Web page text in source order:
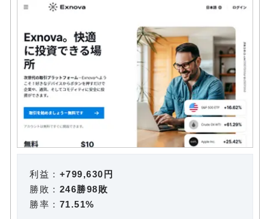
利益： +799,630円
勝敗： 246勝98敗
勝率： 71.51%